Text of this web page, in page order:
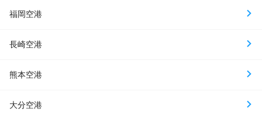
福岡空港
長崎空港
熊本空港
大分空港